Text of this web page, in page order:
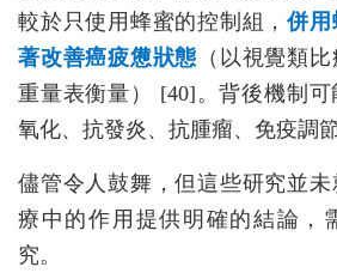
較於只使用蜂蜜的控制組，併用
著改善癌疲憊狀態 （以視覺類
重量表衡量） [40]。背後機制
氧化、抗發炎、抗腫瘤、免疫調
儘管令人鼓舞，但這些研究並
療中的作用提供明確的結論，
究。